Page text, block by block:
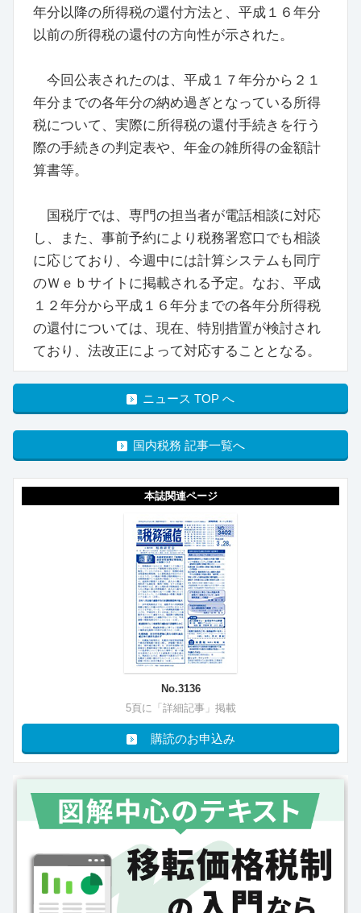
年分以降の所得税の還付方法と、平成１６年分
以前の所得税の還付の方向性が示された。
今回公表されたのは、平成１７年分から２１
年分までの各年分の納め過ぎとなっている所得
税について、実際に所得税の還付手続きを行う
際の手続きの判定表や、年金の雑所得の金額計
算書等。
国税庁では、専門の担当者が電話相談に対応
し、また、事前予約により税務署窓口でも相談
に応じており、今週中には計算システムも同庁
のＷｅｂサイトに掲載される予定。なお、平成
１２年分から平成１６年分までの各年分所得税
の還付については、現在、特別措置が検討され
ており、法改正によって対応することとなる。
ニュース TOP へ
国内税務 記事一覧へ
本誌関連ページ
No.3136
5頁に「詳細記事」掲載
購読のお申込み